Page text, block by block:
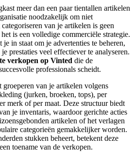
meer dan een paar tientallen artikelen
noodzakelijk om niet
van je artikelen is geen
is een volledige commerciële strategie.
je in staat om je advertenties te beheren,
prestaties veel effectiever te analyseren.
verkopen op Vinted die de
professionals scheidt.
groeperen van je artikelen volgens
(jurken, broeken, tops), per
merk of per maat. Deze structuur biedt
je inventaris, waardoor gerichte acties
artikelen of het verlagen
categorieën gemakkelijker worden.
stukken beheert, betekent deze
toename van de verkopen.